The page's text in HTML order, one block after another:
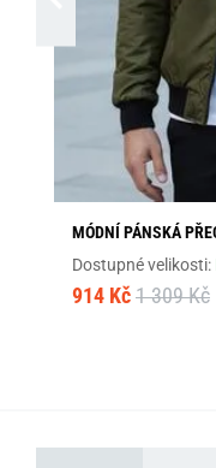
MÓDNÍ PÁNSKÁ
Dostupné velikosti:
914 Kč 1 309 Kč